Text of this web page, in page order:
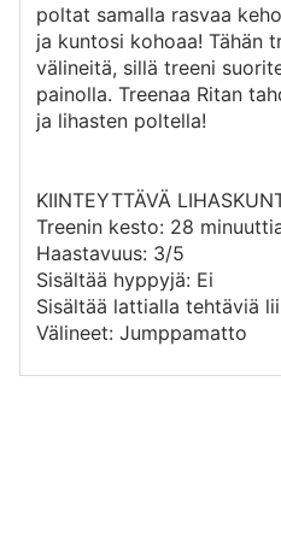
poltat samalla rasvaa
ja kuntosi kohoaa! Tähän
välineitä, sillä treeni
painolla. Treenaa Ritan
ja lihasten poltella!
KIINTEYTTÄVÄ
Treenin kesto: 28
Haastavuus: 3/5
Sisältää hyppyjä: Ei
Sisältää lattialla tehtäviä
Välineet: Jumppamatto